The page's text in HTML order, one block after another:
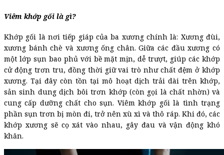
Viêm khớp gối là gì?
Khớp gối là nơi tiếp giáp của ba xương chính là: Xương đùi,
xương bánh chè và xương ống chân. Giữa các đầu xương có
một lớp sụn bao phủ với bề mặt mịn, dễ trượt, giúp các khớp
cử động trơn tru, đồng thời giữ vai trò như chất đệm ở khớp
xương. Tại đây còn tồn tại mô hoạt dịch trải dài trên khớp,
sản sinh dung dịch bôi trơn khớp (còn gọi là chất nhờn) và
cung cấp dưỡng chất cho sụn. Viêm khớp gối là tình trạng
phần sụn trơn bị mòn đi, trở nên xù xì và thô ráp. Khi đó, các
khớp xương sẽ cọ xát vào nhau, gây đau và vận động khó
khăn.